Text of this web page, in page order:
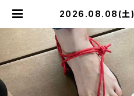
2026.08.08(土
【定員7】ペーサン
ークショップ公